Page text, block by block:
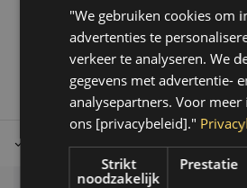
1
Tot 30 dagen retour sturen. Op
"We gebruiken cookies om
advertenties te
verkeer te analyseren. We
gegevens met advertentie-
analysepartners. Voor
ons [privacybeleid]."
Strikt
noodzakelijk
Prestatie